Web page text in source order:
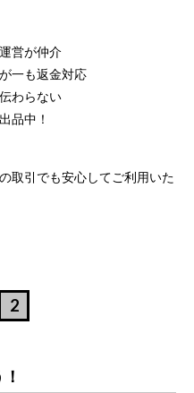
営が仲介
一も返金対応
わらない
品中！
取引でも安心してご利用いた
2